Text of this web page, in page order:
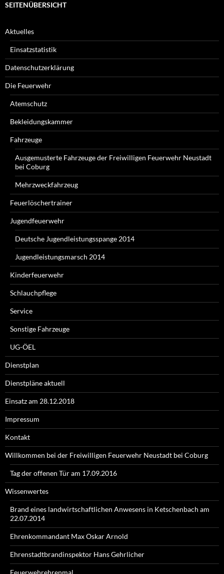
SEITENÜBERSICHT
Aktuelles
Einsatzstatistik
Datenschutzerklärung
Die Feuerwehr
Atemschutz
Bekleidungskammer
Fahrzeuge
Ausgemusterte Fahrzeuge der Freiwilligen Feuerwehr Neustadt
bei Coburg
Mehrzweckfahrzeug
Feuerlöschertrainer
Jugendfeuerwehr
Deutsche Jugendleistungsspange 2014
Jugendleistungsmarsch 2014
Kinderfeuerwehr
Schlauchpflege
Service
Sonstige Fahrzeuge
UG-ÖEL
Dienstplan
Dienstpläne aktuell
Einsatz am 28.12.2018
Impressum
Kontakt
Willkommen bei der Freiwilligen Feuerwehr Neustadt bei Coburg
Tag der offenen Tür am 17.09.2016
Wissenwertes
Brand eines landwirtschaftlichen Anwesens in Ketschenbach am
22.07.2014
Ehrenkommandant Max Oskar Arnold
Ehrenstadtbrandinspektor Hans Gehrlicher